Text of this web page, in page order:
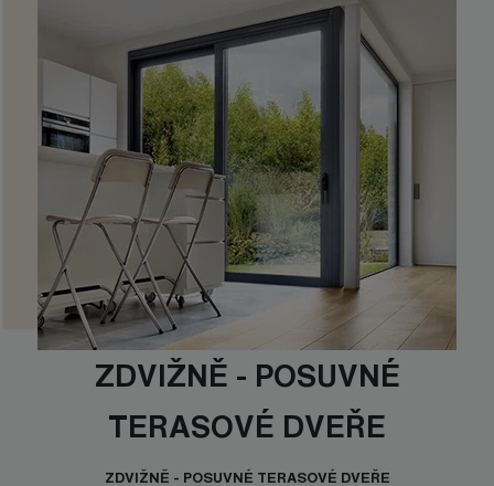
ZDVIŽNĚ - POSUVNÉ
TERASOVÉ DVEŘE
ZDVIŽNĚ - POSUVNÉ TERASOVÉ DVEŘE